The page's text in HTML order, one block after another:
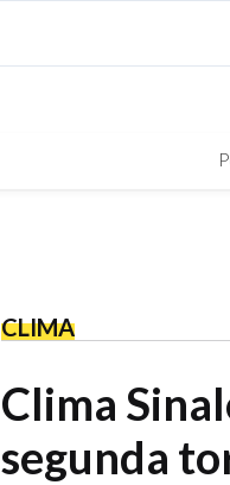
CLIMA
Clima
segunda